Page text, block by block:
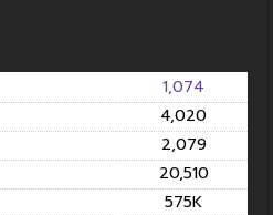
1,074
4,020
2,079
20,510
575K